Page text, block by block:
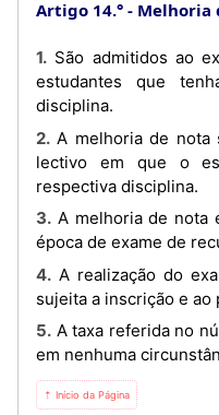
Artigo 14.° Melhoria
1. São admitidos ao exame de melhoria de nota os
estudantes que
disciplina.
2. A melhoria de nota só pode ser realizada no ano
lectivo em que o
respectiva disciplina.
3. A melhoria de nota é realizada exclusivamente na
época de exame de
4. A realização do exame de melhoria de nota está
sujeita a inscrição e ao
5. A taxa referida no número anterior não é devolvida
em nenhuma
⇡ Início da Página